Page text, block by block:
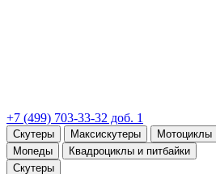
+7 (499) 703-33-32 доб. 1
Скутеры Максискутеры Мотоциклы
Мопеды
Квадроциклы и питбайки
Скутеры